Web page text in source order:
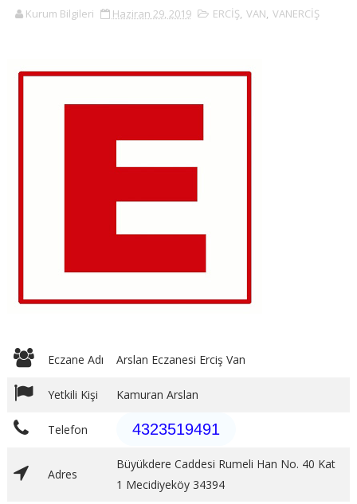
Kurum Bilgileri Haziran 29, 2019 ERCİŞ, VAN, VANERCİŞ
Eczane Adı Arslan Eczanesi Erciş Van
Yetkili Kişi Kamuran Arslan
Telefon 4323519491
Adres
Büyükdere Caddesi Rumeli Han No. 40 Kat
1 Mecidiyeköy 34394